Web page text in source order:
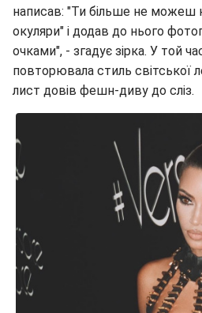
написав: "Ти більше не можеш
окуляри" і додав до нього
очками", - згадує зірка. У той
повторювала стиль світської
лист довів фешн-диву до сліз.